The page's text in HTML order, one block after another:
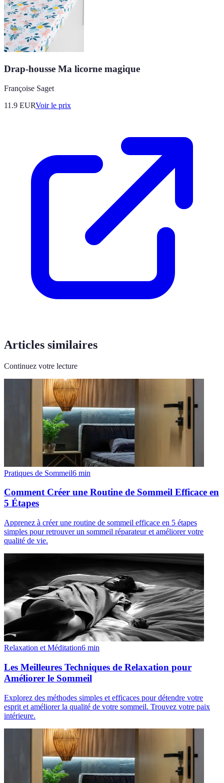
Drap-housse Ma licorne magique
Françoise Saget
11.9 EURVoir le prix
Articles similaires
Continuez votre lecture
Pratiques de Sommeil6 min
Comment Créer une Routine de Sommeil Efficace en
5 Étapes
Apprenez à créer une routine de sommeil efficace en 5 étapes
simples pour retrouver un sommeil réparateur et améliorer votre
qualité de vie.
Relaxation et Méditation6 min
Les Meilleures Techniques de Relaxation pour
Améliorer le Sommeil
Explorez des méthodes simples et efficaces pour détendre votre
esprit et améliorer la qualité de votre sommeil. Trouvez votre paix
intérieure.